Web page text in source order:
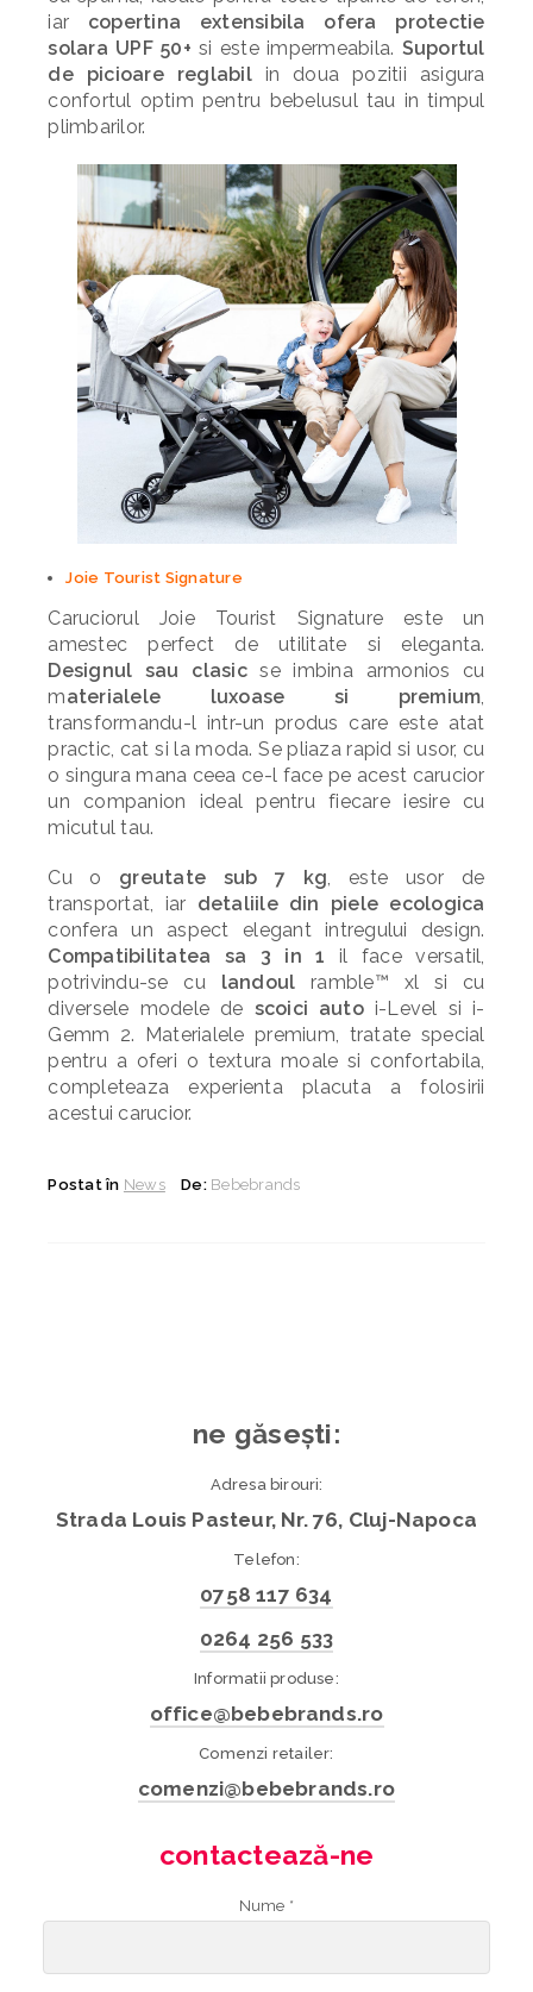
iar copertina extensibila ofera protectie
solara UPF 50+ si este impermeabila. Suportul
de picioare reglabilin doua pozitii asigura
confortul optim pentru bebelusul tau in timpul
plimbarilor.
Joie Tourist Signature
Caruciorul Joie Tourist Signature este un
amestec perfect de utilitate si eleganta.
Designul sau clasicse imbina armonios cu
materialele luxoase si premium,
transformandu-l intr-un produs care este atat
practic, cat si la moda. Se pliaza rapid si usor, cu
o singura mana ceea ce-l face pe acest carucior
un companion ideal pentru fiecare iesire cu
micutul tau.
Cu o greutate sub 7 kg, este usor de
transportat, iar detaliile din piele ecologica
confera un aspect elegant intregului design.
Compatibilitatea sa 3 in 1 il face versatil,
potrivindu-se cu landoul ramble™ xl si cu
diversele modele de scoici auto i-Level si i-
Gemm 2. Materialele premium, tratate special
pentru a oferi o textura moale si confortabila,
completeaza experienta placuta a folosirii
acestui carucior.
Postat în News De: Bebebrands
ne găsești:
Adresa birouri:
Strada Louis Pasteur, Nr. 76, Cluj-Napoca
Telefon:
0758 117 634
0264 256 533
Informatii produse:
office@bebebrands.ro
Comenzi retailer:
comenzi@bebebrands.ro
contactează-ne
Nume *